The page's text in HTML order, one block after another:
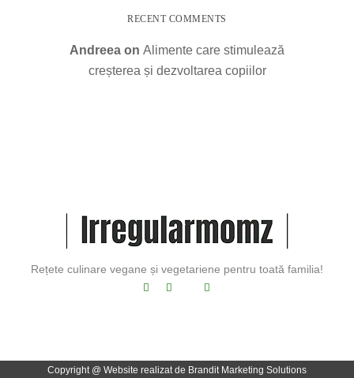
RECENT COMMENTS
Andreea on Alimente care stimulează
creșterea și dezvoltarea copiilor
Rețete culinare vegane și vegetariene pentru toată familia!
Copyright @ Website realizat de Brandit Marketing Solutions